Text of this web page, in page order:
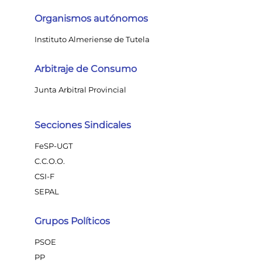
Organismos autónomos
Instituto Almeriense de Tutela
Arbitraje de Consumo
Junta Arbitral Provincial
Secciones Sindicales
FeSP-UGT
C.C.O.O.
CSI-F
SEPAL
Grupos Políticos
PSOE
PP